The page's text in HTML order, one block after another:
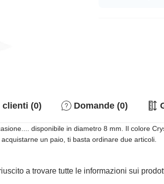
clienti (0) Domande (0)
disponibile in diametro 8 mm. Il colore
un paio, ti basta ordinare due articoli.
a trovare tutte le informazioni sui